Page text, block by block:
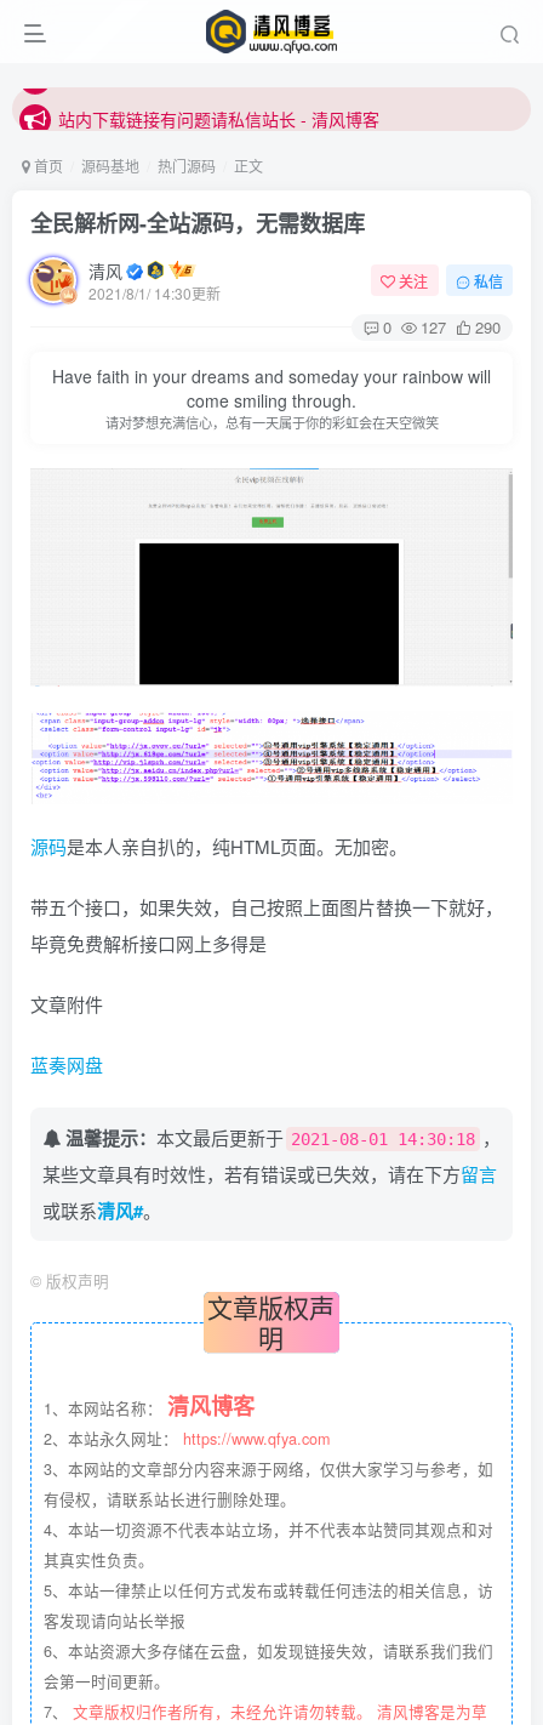
站内下载链接有问题请私信站长 - 清风博客
站内下载链接有问题请私信站长 - 清风博客
首页 源码基地 热门源码 正文
全民解析网-全站源码，无需数据库
清风
2021/8/1/ 14:30更新
关注 私信
0 127 290
Have faith in your dreams and someday your rainbow will
come smiling through.
请对梦想充满信心，总有一天属于你的彩虹会在天空微笑
源码是本人亲自扒的，纯HTML页面。无加密。
带五个接口，如果失效，自己按照上面图片替换一下就好，
毕竟免费解析接口网上多得是
文章附件
蓝奏网盘
温馨提示： 本文最后更新于 2021-08-01 14:30:18 ，
某些文章具有时效性，若有错误或已失效，请在下方留言
或联系清风#。
© 版权声明
文章版权声
明
1、本网站名称： 清风博客
2、本站永久网址： https://www.qfya.com
3、本网站的文章部分内容来源于网络，仅供大家学习与参考，如
有侵权，请联系站长进行删除处理。
4、本站一切资源不代表本站立场，并不代表本站赞同其观点和对
其真实性负责。
5、本站一律禁止以任何方式发布或转载任何违法的相关信息，访
客发现请向站长举报
6、本站资源大多存储在云盘，如发现链接失效，请联系我们我们
会第一时间更新。
7、 文章版权归作者所有，未经允许请勿转载。 清风博客是为草